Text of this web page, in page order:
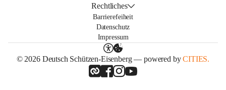
Rechtliches
Barrierefeiheit
Datenschutz
Impressum
© 2026 Deutsch Schützen-Eisenberg — powered byCITIES.